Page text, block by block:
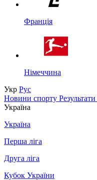
Франція
Німеччина
Укр Рус
Новини спорту Результати
Україна
Україна
Перша ліга
Друга ліга
Кубок України